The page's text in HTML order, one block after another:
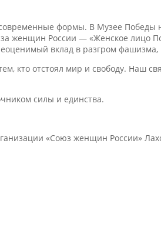
формы. В Музее
женщин России — «Женское лицо
вклад в разгром фашизма,
кто отстоял мир и свободу. Наш
силы и единства.
«Союз женщин России»